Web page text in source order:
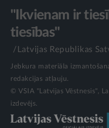
"Ikvienam ir
tiesības"
/Latvijas Republikas
Jebkura materiāla
redakcijas atļauju.
© VSIA "Latvijas Vēstnesis",
izdevējs.